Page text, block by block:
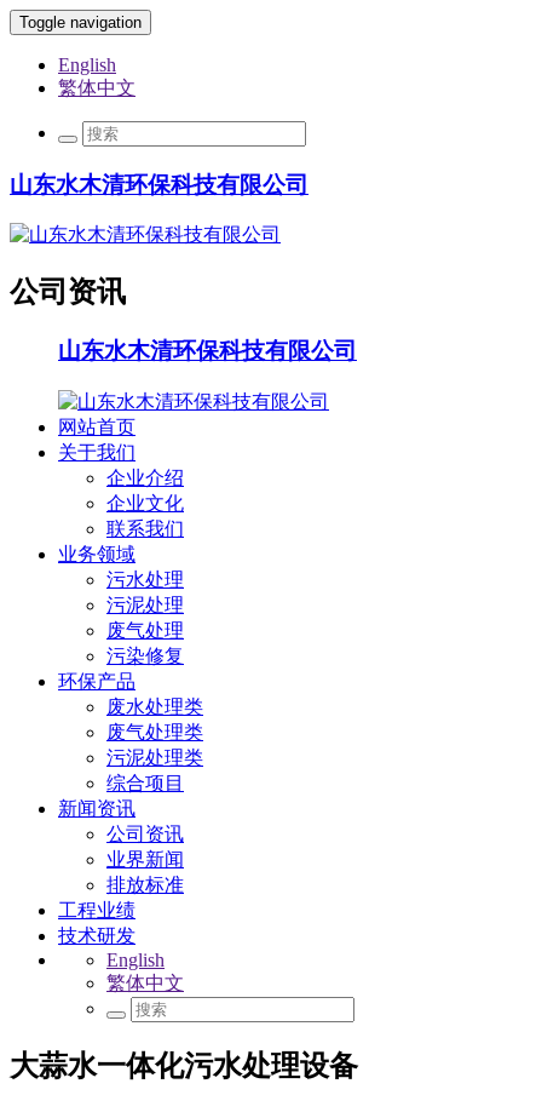
Toggle navigation
English
繁体中文
山东水木清环保科技有限公司
公司资讯
山东水木清环保科技有限公司
网站首页
关于我们
企业介绍
企业文化
联系我们
业务领域
污水处理
污泥处理
废气处理
污染修复
环保产品
废水处理类
废气处理类
污泥处理类
综合项目
新闻资讯
公司资讯
业界新闻
排放标准
工程业绩
技术研发
English
繁体中文
大蒜水一体化污水处理设备